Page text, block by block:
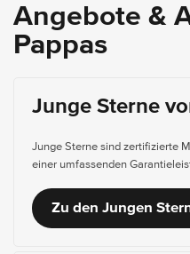
Angebote &
Pappas
Junge Sterne
Junge Sterne sind zertifizierte
einer umfassenden
Zu den Jungen